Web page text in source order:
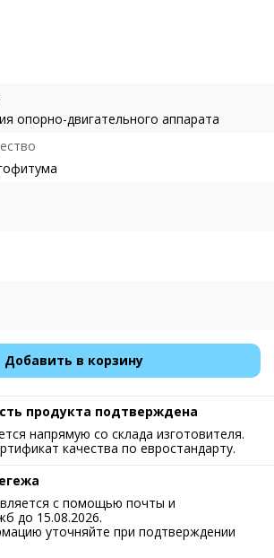
опорно-двигательного аппарата
Добавить в корзину
продукта подтверждена
напрямую со склада изготовителя.
качества по евростандарту.
с помощью почты и
до 15.08.2026.
уточняйте при подтверждении